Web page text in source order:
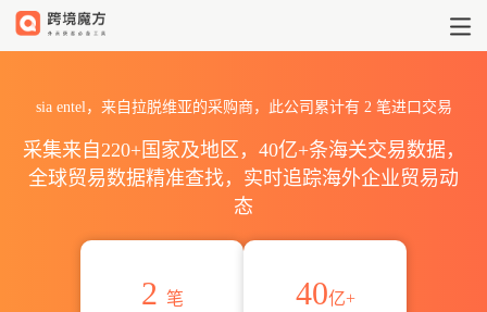
sia entel，来自拉脱维亚的采购商，此公司累计有 2笔进口交易
采集来自220+国家及地区，40亿+条海关交易数据，
全球贸易数据精准查找，实时追踪海外企业贸易动
态
2 笔
40亿+